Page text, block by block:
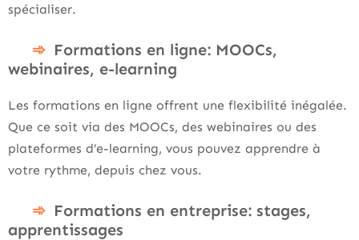
spécialiser.
Formations en ligne: MOOCs,
webinaires, e-learning
Les formations en ligne offrent une flexibilité inégalée.
Que ce soit via des MOOCs, des webinaires ou des
plateformes d’e-learning, vous pouvez apprendre à
votre rythme, depuis chez vous.
Formations en entreprise: stages,
apprentissages